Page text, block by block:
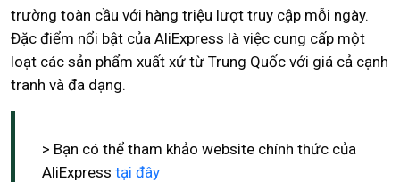
trường toàn cầu với hàng triệu lượt truy cập mỗi ngày.
Đặc điểm nổi bật của AliExpress là việc cung cấp một
loạt các sản phẩm xuất xứ từ Trung Quốc với giá cả cạnh
tranh và đa dạng.
> Bạn có thể tham khảo website chính thức của
AliExpress tại đây